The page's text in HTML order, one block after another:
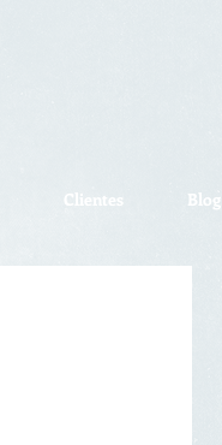
Clientes Blog